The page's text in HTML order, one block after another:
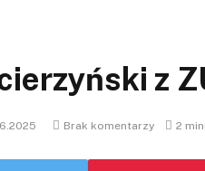
z
Brak komentarzy 2